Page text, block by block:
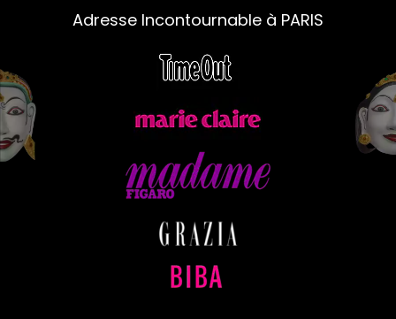
Adresse Incontournable à PARIS